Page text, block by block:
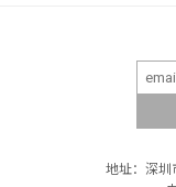
地址：深圳